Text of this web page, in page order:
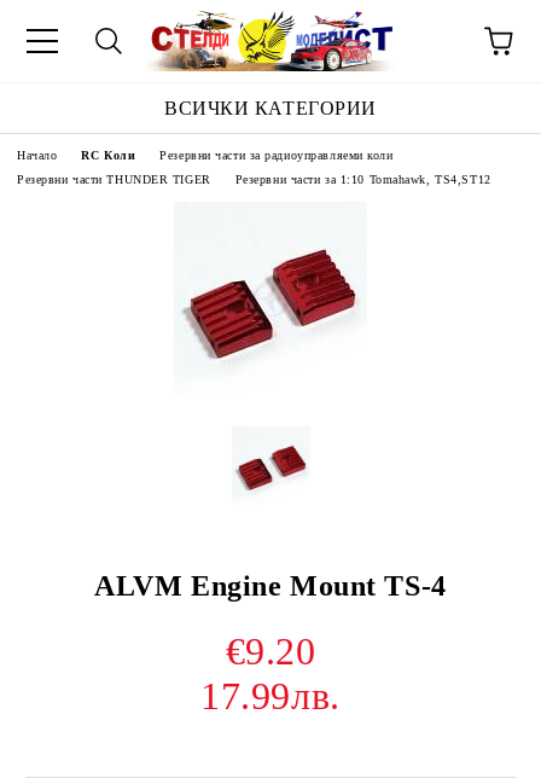
ВСИЧКИ КАТЕГОРИИ
Начало RC Коли
Резервни части за радиоуправляеми коли
Резервни части THUNDER TIGER
Резервни части за 1:10 Tomahawk, TS4,ST12
ALVM Engine Mount TS-4
€9.20
17.99лв.